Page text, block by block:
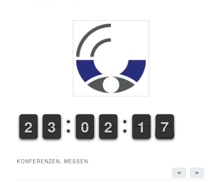
1
1
2
2 2
2
3
3 9
9
0
0 1
1
2
2 1
1
1
1 7
7
8
KONFERENZEN, MESSEN
<
>